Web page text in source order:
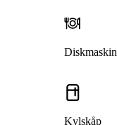
Diskmaskin
Kylskåp